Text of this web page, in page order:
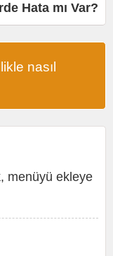
Hata mı Var?
nasıl
menüyü ekleye